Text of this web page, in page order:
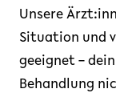
Unsere
Situation und
geeignet –
Behandlung